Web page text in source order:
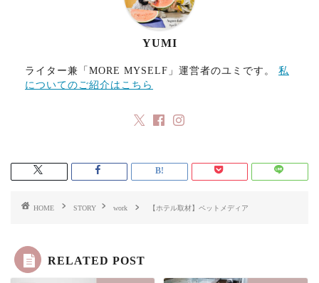
YUMI
ライター兼「MORE MYSELF」運営者のユミです。 私
についてのご紹介はこちら
HOME STORY work 【ホテル取材】ペットメディア
RELATED POST